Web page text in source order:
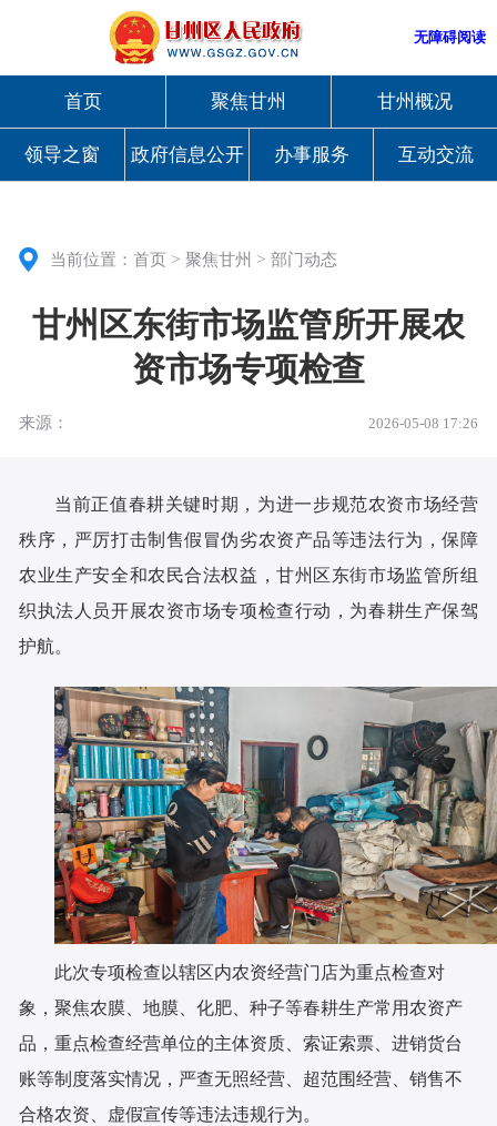
无障碍阅读
首页 聚焦甘州 甘州概况
领导之窗 政府信息公开 办事服务 互动交流
当前位置：首页 >聚焦甘州 >部门动态
甘州区东街市场监管所开展农
资市场专项检查
来源： 2026-05-08 17:26
当前正值春耕关键时期，为进一步规范农资市场经营
秩序，严厉打击制售假冒伪劣农资产品等违法行为，保障
农业生产安全和农民合法权益，甘州区东街市场监管所组
织执法人员开展农资市场专项检查行动，为春耕生产保驾
护航。
此次专项检查以辖区内农资经营门店为重点检查对
象，聚焦农膜、地膜、化肥、种子等春耕生产常用农资产
品，重点检查经营单位的主体资质、索证索票、进销货台
账等制度落实情况，严查无照经营、超范围经营、销售不
合格农资、虚假宣传等违法违规行为。